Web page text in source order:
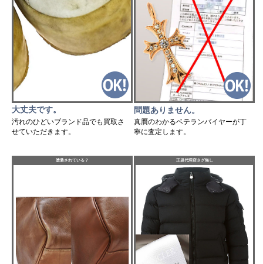
大丈夫です。
汚れのひどいブランド品でも買取さ
せていただきます。
問題ありません。
真贋のわかるベテランバイヤーが丁
寧に査定します。
塗装されている？ 正規代理店タグ無し